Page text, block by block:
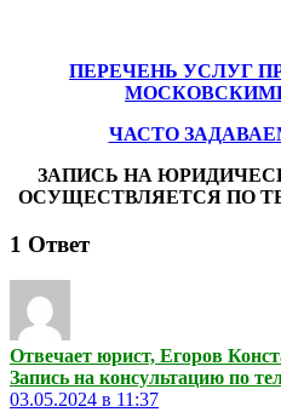
ПЕРЕЧЕНЬ УСЛУГ
ЧАСТО
ЗАПИСЬ НА
ОСУЩЕСТВЛЯЕТСЯ ПО
1 Ответ
Отвечает юрист, Егоров
Запись на консультацию по
03.05.2024 в 11:37